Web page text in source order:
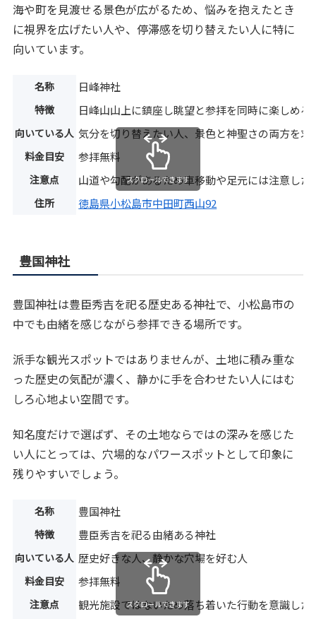
海や町を見渡せる景色が広がるため、悩みを抱えたとき
に視界を広げたい人や、停滞感を切り替えたい人に特に
向いています。
名称 日峰神社
特徴 日峰山山上に鎮座し眺望と参拝を同時に楽しめる
向いている人 気分を切り替えたい人、景色と神聖さの両方を求
料金目安 参拝無料
注意点 山道や勾配があるため車移動や足元には注意した
住所 徳島県小松島市中田町西山92
スクロールできます
豊国神社
豊国神社は豊臣秀吉を祀る歴史ある神社で、小松島市の
中でも由緒を感じながら参拝できる場所です。
派手な観光スポットではありませんが、土地に積み重な
った歴史の気配が濃く、静かに手を合わせたい人にはむ
しろ心地よい空間です。
知名度だけで選ばず、その土地ならではの深みを感じた
い人にとっては、穴場的なパワースポットとして印象に
残りやすいでしょう。
名称 豊国神社
特徴 豊臣秀吉を祀る由緒ある神社
向いている人 歴史好きな人、静かな穴場を好む人
料金目安 参拝無料
注意点 観光施設ではないため落ち着いた行動を意識した
スクロールできます